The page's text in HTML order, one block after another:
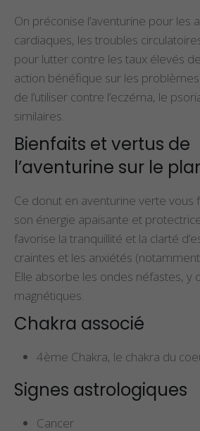
On préconise l’aventurine pour les
cardiaques, les troubles
pour lutter contre les taux élevés
action bénéfique sur les
de l’utiliser contre l’eczéma, le
similaires.
Bienfaits et vertus de
l’aventurine sur le
Ce donut en aventurine verte vous
son énergie apaisante et
favorise la tranquillité et la clarté
craintes et les anxiétés
Elle absorbe les ondes néfastes, y
magnétiques.
Chakra associé
4ème Chakra, le chakra du
Signes astrologiques
Cancer